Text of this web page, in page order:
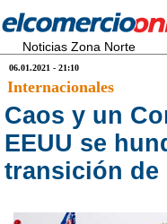
Noticias Zona Norte
06.01.2021 - 21:10
Internacionales
Caos y un
EEUU se
transición